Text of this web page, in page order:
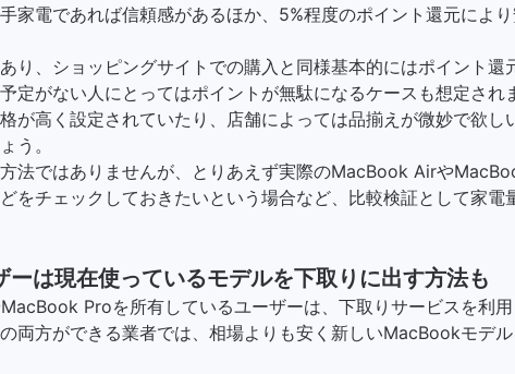
家電であれば信頼感があるほか、5%程度のポイント還元によ
り、ショッピングサイトでの購入と同様基本的にはポイント還
定がない人にとってはポイントが無駄になるケースも想定され
が高く設定されていたり、店舗によっては品揃えが微妙で欲し
う。
法ではありませんが、とりあえず実際のMacBook Airや
をチェックしておきたいという場合など、比較検証として家電
は現在使っているモデルを下取りに出す方法も
Proを所有しているユーザーは、下取りサービスを利
両方ができる業者では、相場よりも安く新しいMacBookモデ